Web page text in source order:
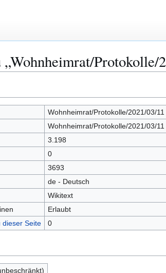
Protokolle/
Wohnheimrat/Protokolle/2021/03/11
Wohnheimrat/Protokolle/2021/03/11
3.198
0
3693
de - Deutsch
Wikitext
Erlaubt
dieser Seite
0